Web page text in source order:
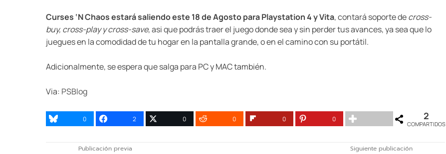
Curses ‘N Chaos estará saliendo este 18 de Agosto para Playstation 4 y Vita, contará soporte decross-
buy, cross-play y cross-save, asi que podrás traer el juego donde sea y sin perder tus avances, ya sea que lo
juegues en la comodidad de tu hogar en la pantalla grande, o en el camino con su portátil.
Adicionalmente, se espera que salga para PC y MAC también.
Via: PSBlog
0 2 0 0 0 0 2
COMPARTIDOS
Publicación previa Siguiente publicación